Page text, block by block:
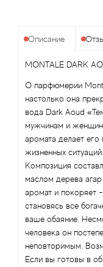
Описание
MONTALE DARK
О парфюмерии
настолько она
вода Dark Aoud
мужчинам и
аромата делает
жизненных ситуаций.
Композиция
маслом дерева
аромат и покоряет
становясь все
ваше обаяние.
человека он
неповторимым.
Если вы готовы в
Antonia's Flowers
Antonio Banderas
Antonio Puig
Antonio Visconti
Aquolina
Arabesque
Arabiyat